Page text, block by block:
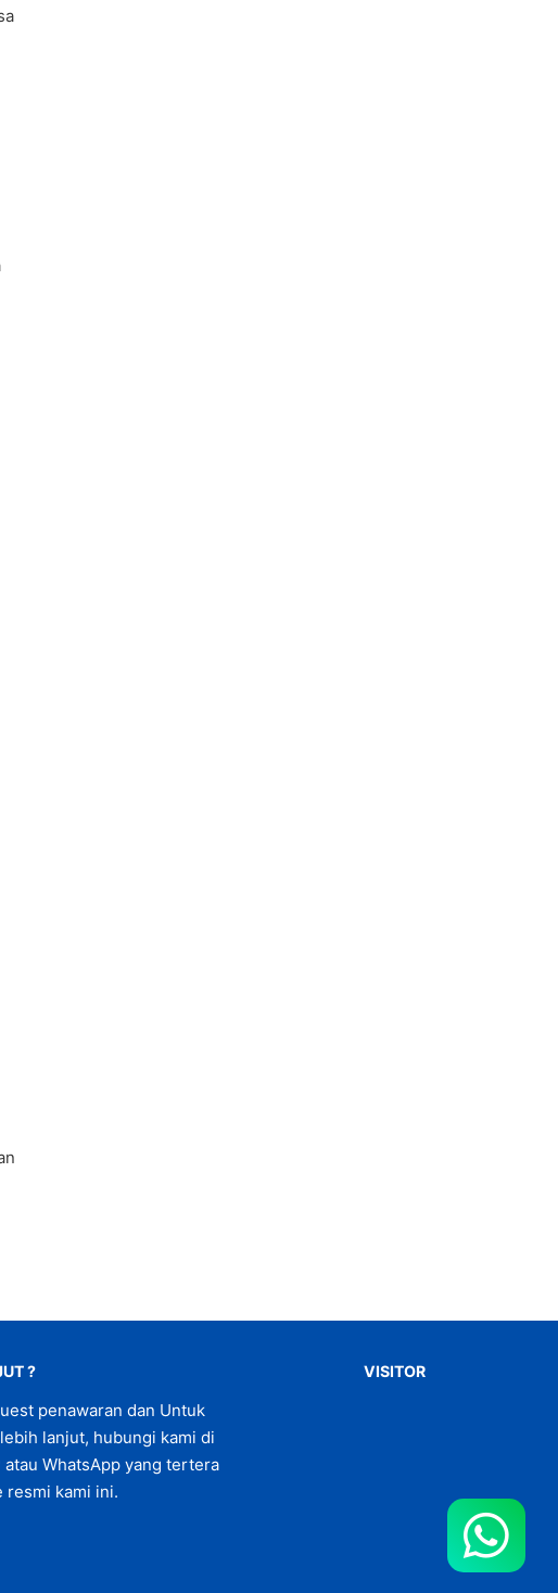
?
penawaran dan Untuk
lanjut, hubungi kami di
atau WhatsApp yang tertera
resmi kami ini.
VISITOR